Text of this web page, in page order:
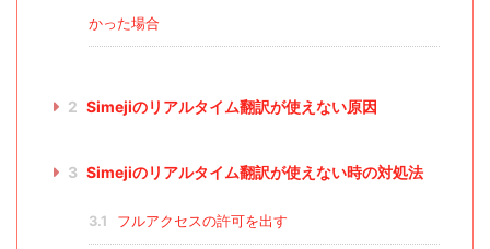
かった場合
2 Simejiのリアルタイム翻訳が使えない原因
3 Simejiのリアルタイム翻訳が使えない時の対処法
3.1 フルアクセスの許可を出す